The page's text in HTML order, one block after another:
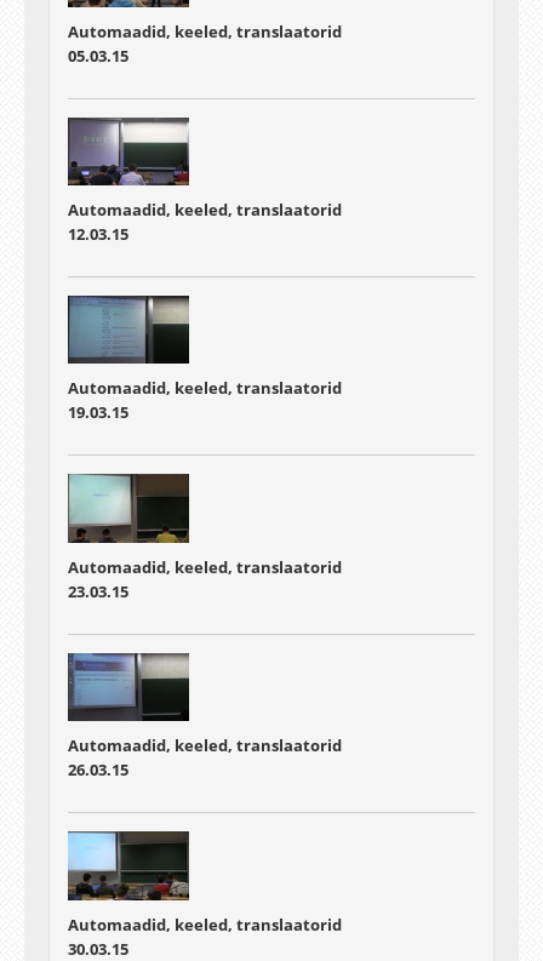
Automaadid, keeled, translaatorid
05.03.15
Automaadid, keeled, translaatorid
12.03.15
Automaadid, keeled, translaatorid
19.03.15
Automaadid, keeled, translaatorid
23.03.15
Automaadid, keeled, translaatorid
26.03.15
Automaadid, keeled, translaatorid
30.03.15